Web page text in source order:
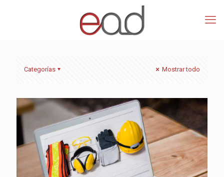
Categorías Mostrar todo